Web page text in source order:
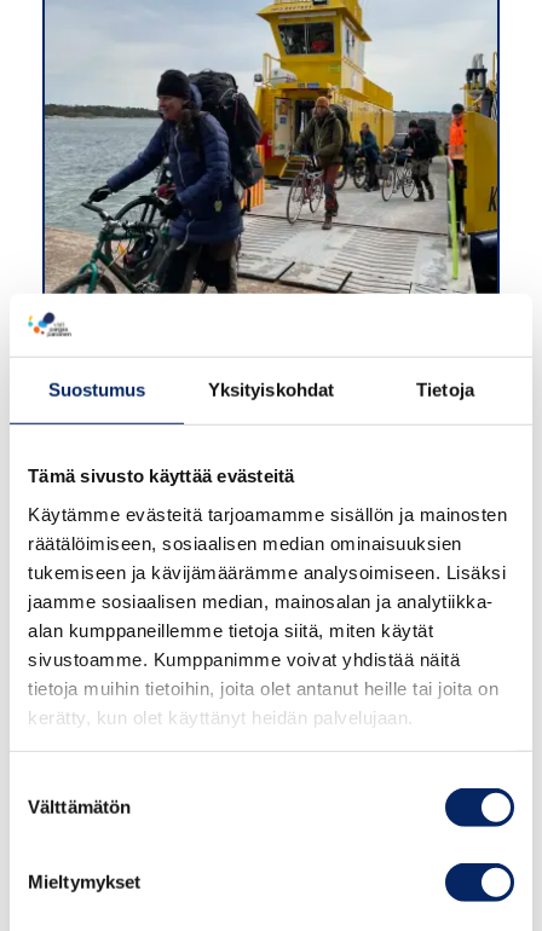
Suostumus Yksityiskohdat Tietoja
Tämä sivusto käyttää evästeitä
Käytämme evästeitä tarjoamamme sisällön ja mainosten
räätälöimiseen, sosiaalisen median ominaisuuksien
tukemiseen ja kävijämäärämme analysoimiseen. Lisäksi
jaamme sosiaalisen median, mainosalan ja analytiikka-
alan kumppaneillemme tietoja siitä, miten käytät
sivustoamme. Kumppanimme voivat yhdistää näitä
tietoja muihin tietoihin, joita olet antanut heille tai joita on
kerätty, kun olet käyttänyt heidän palvelujaan.
valinta
Välttämätön
Mieltymykset
Nåtön luontopolku
Yövy
Houtskarissa
list